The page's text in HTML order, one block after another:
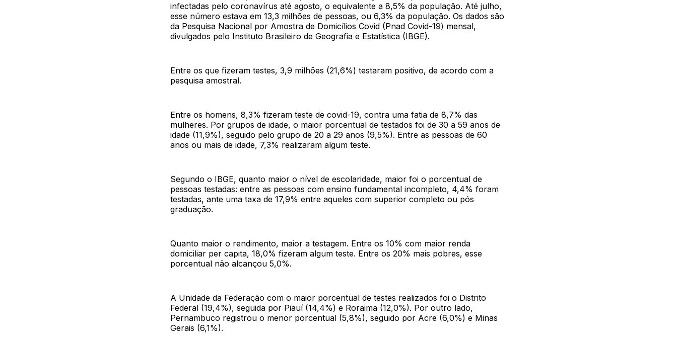
infectadas pelo coronavírus até agosto, o equivalente a 8,5% da população. Até julho,
esse número estava em 13,3 milhões de pessoas, ou 6,3% da população. Os dados são
da Pesquisa Nacional por Amostra de Domicílios Covid (Pnad Covid-19) mensal,
divulgados pelo Instituto Brasileiro de Geografia e Estatística (IBGE).
Entre os que fizeram testes, 3,9 milhões (21,6%) testaram positivo, de acordo com a
pesquisa amostral.
Entre os homens, 8,3% fizeram teste de covid-19, contra uma fatia de 8,7% das
mulheres. Por grupos de idade, o maior porcentual de testados foi de 30 a 59 anos de
idade (11,9%), seguido pelo grupo de 20 a 29 anos (9,5%). Entre as pessoas de 60
anos ou mais de idade, 7,3% realizaram algum teste.
Segundo o IBGE, quanto maior o nível de escolaridade, maior foi o porcentual de
pessoas testadas: entre as pessoas com ensino fundamental incompleto, 4,4% foram
testadas, ante uma taxa de 17,9% entre aqueles com superior completo ou pós
graduação.
Quanto maior o rendimento, maior a testagem. Entre os 10% com maior renda
domiciliar per capita, 18,0% fizeram algum teste. Entre os 20% mais pobres, esse
porcentual não alcançou 5,0%.
A Unidade da Federação com o maior porcentual de testes realizados foi o Distrito
Federal (19,4%), seguida por Piauí (14,4%) e Roraima (12,0%). Por outro lado,
Pernambuco registrou o menor porcentual (5,8%), seguido por Acre (6,0%) e Minas
Gerais (6,1%).